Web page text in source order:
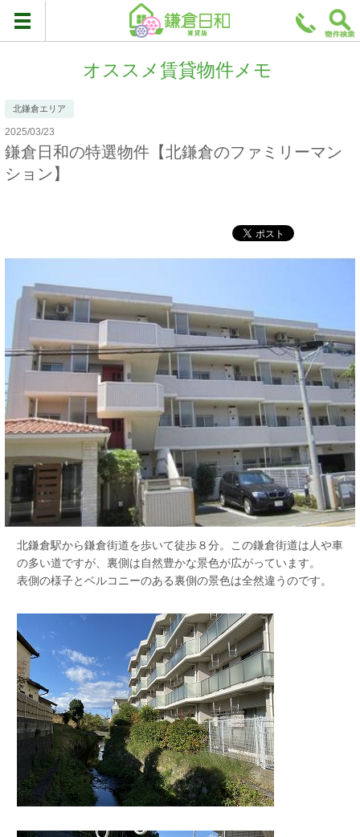
オススメ賃貸物件メモ
北鎌倉エリア
2025/03/23
鎌倉日和の特選物件【北鎌倉のファミリーマン
ション】
北鎌倉駅から鎌倉街道を歩いて徒歩８分。この鎌倉街道は人や車
の多い道ですが、裏側は自然豊かな景色が広がっています。
表側の様子とベルコニーのある裏側の景色は全然違うのです。